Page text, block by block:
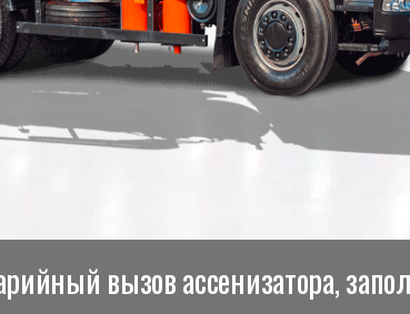
вызов ассенизатора,